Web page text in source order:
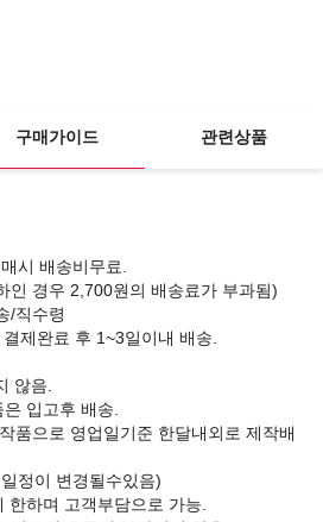
구매가이드 관련상품
시 배송비무료.
인 경우 2,700원의 배송료가 부과됨)
/직수령
제완료 후 1~3일이내 배송.
않음.
입고후 배송.
품으로 영업일기준 한달내외로 제작배
정이 변경될수있음)
한하며 고객부담으로 가능.